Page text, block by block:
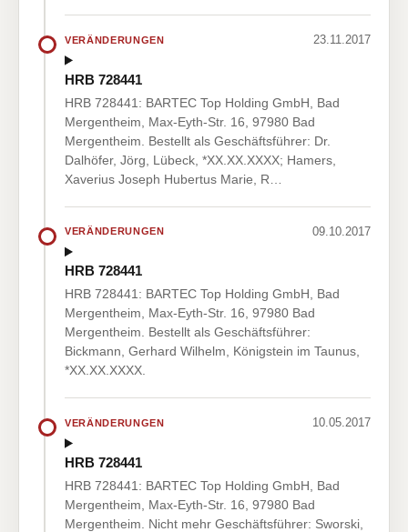
VERÄNDERUNGEN 23.11.2017
HRB 728441
HRB 728441: BARTEC Top Holding GmbH, Bad
Mergentheim, Max-Eyth-Str. 16, 97980 Bad
Mergentheim. Bestellt als Geschäftsführer: Dr.
Dalhöfer, Jörg, Lübeck, *XX.XX.XXXX; Hamers,
Xaverius Joseph Hubertus Marie, R…
VERÄNDERUNGEN 09.10.2017
HRB 728441
HRB 728441: BARTEC Top Holding GmbH, Bad
Mergentheim, Max-Eyth-Str. 16, 97980 Bad
Mergentheim. Bestellt als Geschäftsführer:
Bickmann, Gerhard Wilhelm, Königstein im Taunus,
*XX.XX.XXXX.
VERÄNDERUNGEN 10.05.2017
HRB 728441
HRB 728441: BARTEC Top Holding GmbH, Bad
Mergentheim, Max-Eyth-Str. 16, 97980 Bad
Mergentheim. Nicht mehr Geschäftsführer: Sworski,